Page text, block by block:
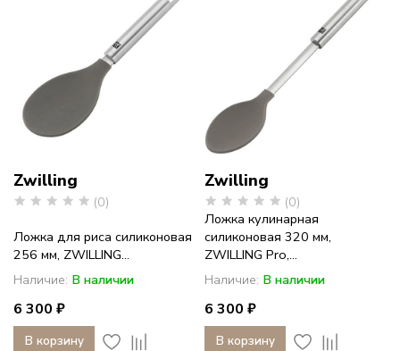
Zwilling
(0)
Ложка для риса силиконовая
256 мм, ZWILLING...
Наличие: В наличии
6 300 ₽
В корзину
Zwilling
(0)
Ложка кулинарная
силиконовая 320 мм,
ZWILLING Pro,...
Наличие: В наличии
6 300 ₽
В корзину